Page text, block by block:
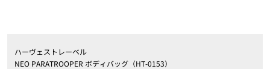
ハーヴェストレーベル
NEO PARATROOPER ボディバッグ（HT-0153）